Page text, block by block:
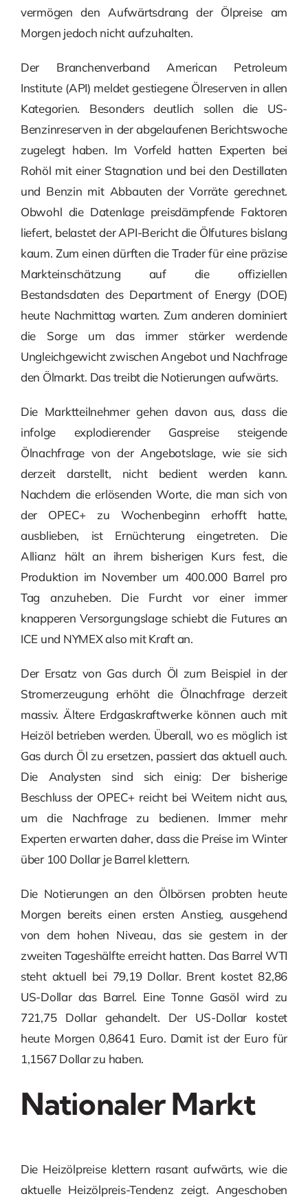
vermögen den Aufwärtsdrang der Ölpreise am
Morgen jedoch nicht aufzuhalten.
Der Branchenverband American Petroleum
Institute (API) meldet gestiegene Ölreserven in allen
Kategorien. Besonders deutlich sollen die US-
Benzinreserven in der abgelaufenen Berichtswoche
zugelegt haben. Im Vorfeld hatten Experten bei
Rohöl mit einer Stagnation und bei den Destillaten
und Benzin mit Abbauten der Vorräte gerechnet.
Obwohl die Datenlage preisdämpfende Faktoren
liefert, belastet der API-Bericht die Ölfutures bislang
kaum. Zum einen dürften die Trader für eine präzise
Markteinschätzung auf die offiziellen
Bestandsdaten des Department of Energy (DOE)
heute Nachmittag warten. Zum anderen dominiert
die Sorge um das immer stärker werdende
Ungleichgewicht zwischen Angebot und Nachfrage
den Ölmarkt. Das treibt die Notierungen aufwärts.
Die Marktteilnehmer gehen davon aus, dass die
infolge explodierender Gaspreise steigende
Ölnachfrage von der Angebotslage, wie sie sich
derzeit darstellt, nicht bedient werden kann.
Nachdem die erlösenden Worte, die man sich von
der OPEC+ zu Wochenbeginn erhofft hatte,
ausblieben, ist Ernüchterung eingetreten. Die
Allianz hält an ihrem bisherigen Kurs fest, die
Produktion im November um 400.000 Barrel pro
Tag anzuheben. Die Furcht vor einer immer
knapperen Versorgungslage schiebt die Futures an
ICE und NYMEX also mit Kraft an.
Der Ersatz von Gas durch Öl zum Beispiel in der
Stromerzeugung erhöht die Ölnachfrage derzeit
massiv. Ältere Erdgaskraftwerke können auch mit
Heizöl betrieben werden. Überall, wo es möglich ist
Gas durch Öl zu ersetzen, passiert das aktuell auch.
Die Analysten sind sich einig: Der bisherige
Beschluss der OPEC+ reicht bei Weitem nicht aus,
um die Nachfrage zu bedienen. Immer mehr
Experten erwarten daher, dass die Preise im Winter
über 100 Dollar je Barrel klettern.
Die Notierungen an den Ölbörsen probten heute
Morgen bereits einen ersten Anstieg, ausgehend
von dem hohen Niveau, das sie gestern in der
zweiten Tageshälfte erreicht hatten. Das Barrel WTI
steht aktuell bei 79,19 Dollar. Brent kostet 82,86
US-Dollar das Barrel. Eine Tonne Gasöl wird zu
721,75 Dollar gehandelt. Der US-Dollar kostet
heute Morgen 0,8641 Euro. Damit ist der Euro für
1,1567 Dollar zu haben.
Nationaler Markt
Die Heizölpreise klettern rasant aufwärts, wie die
aktuelle Heizölpreis-Tendenz zeigt. Angeschoben